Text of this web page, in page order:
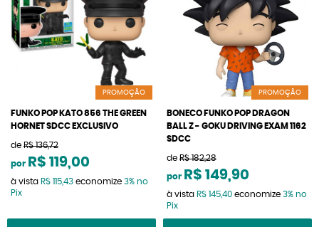
PROMOÇÃO
FUNKO POP KATO 856 THE GREEN
HORNET SDCC EXCLUSIVO
de R$ 136,72
por R$ 119,00
à vista R$ 115,43 economize 3% no
Pix
PROMOÇÃO
BONECO FUNKO POP DRAGON
BALL Z - GOKU DRIVING EXAM 1162
SDCC
de R$ 182,28
por R$ 149,90
à vista R$ 145,40 economize 3% no
Pix